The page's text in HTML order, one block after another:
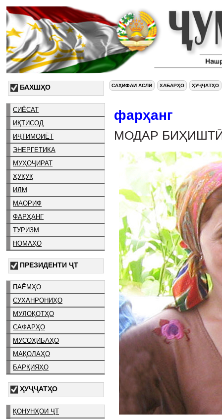
БАХШҲО
СИЁСАТ
ИҚТИСОД
ИҶТИМОИЁТ
ЭНЕРГЕТИКА
МУҲОҶИРАТ
ҲУҚУҚ
ИЛМ
МАОРИФ
ФАРҲАНГ
ТУРИЗМ
НОМАҲО
ПРЕЗИДЕНТИ ҶТ
ПАЁМҲО
СУХАНРОНИҲО
МУЛОҚОТҲО
САФАРҲО
МУСОҲИБАҲО
МАҚОЛАҲО
БАРҚИЯҲО
ҲУҶҶАТҲО
ҚОНУНҲОИ ҶТ
САҲИФАИ АСЛӢ ХАБАРҲО ҲУҶҶАТҲО
фарҳанг
МОДАР